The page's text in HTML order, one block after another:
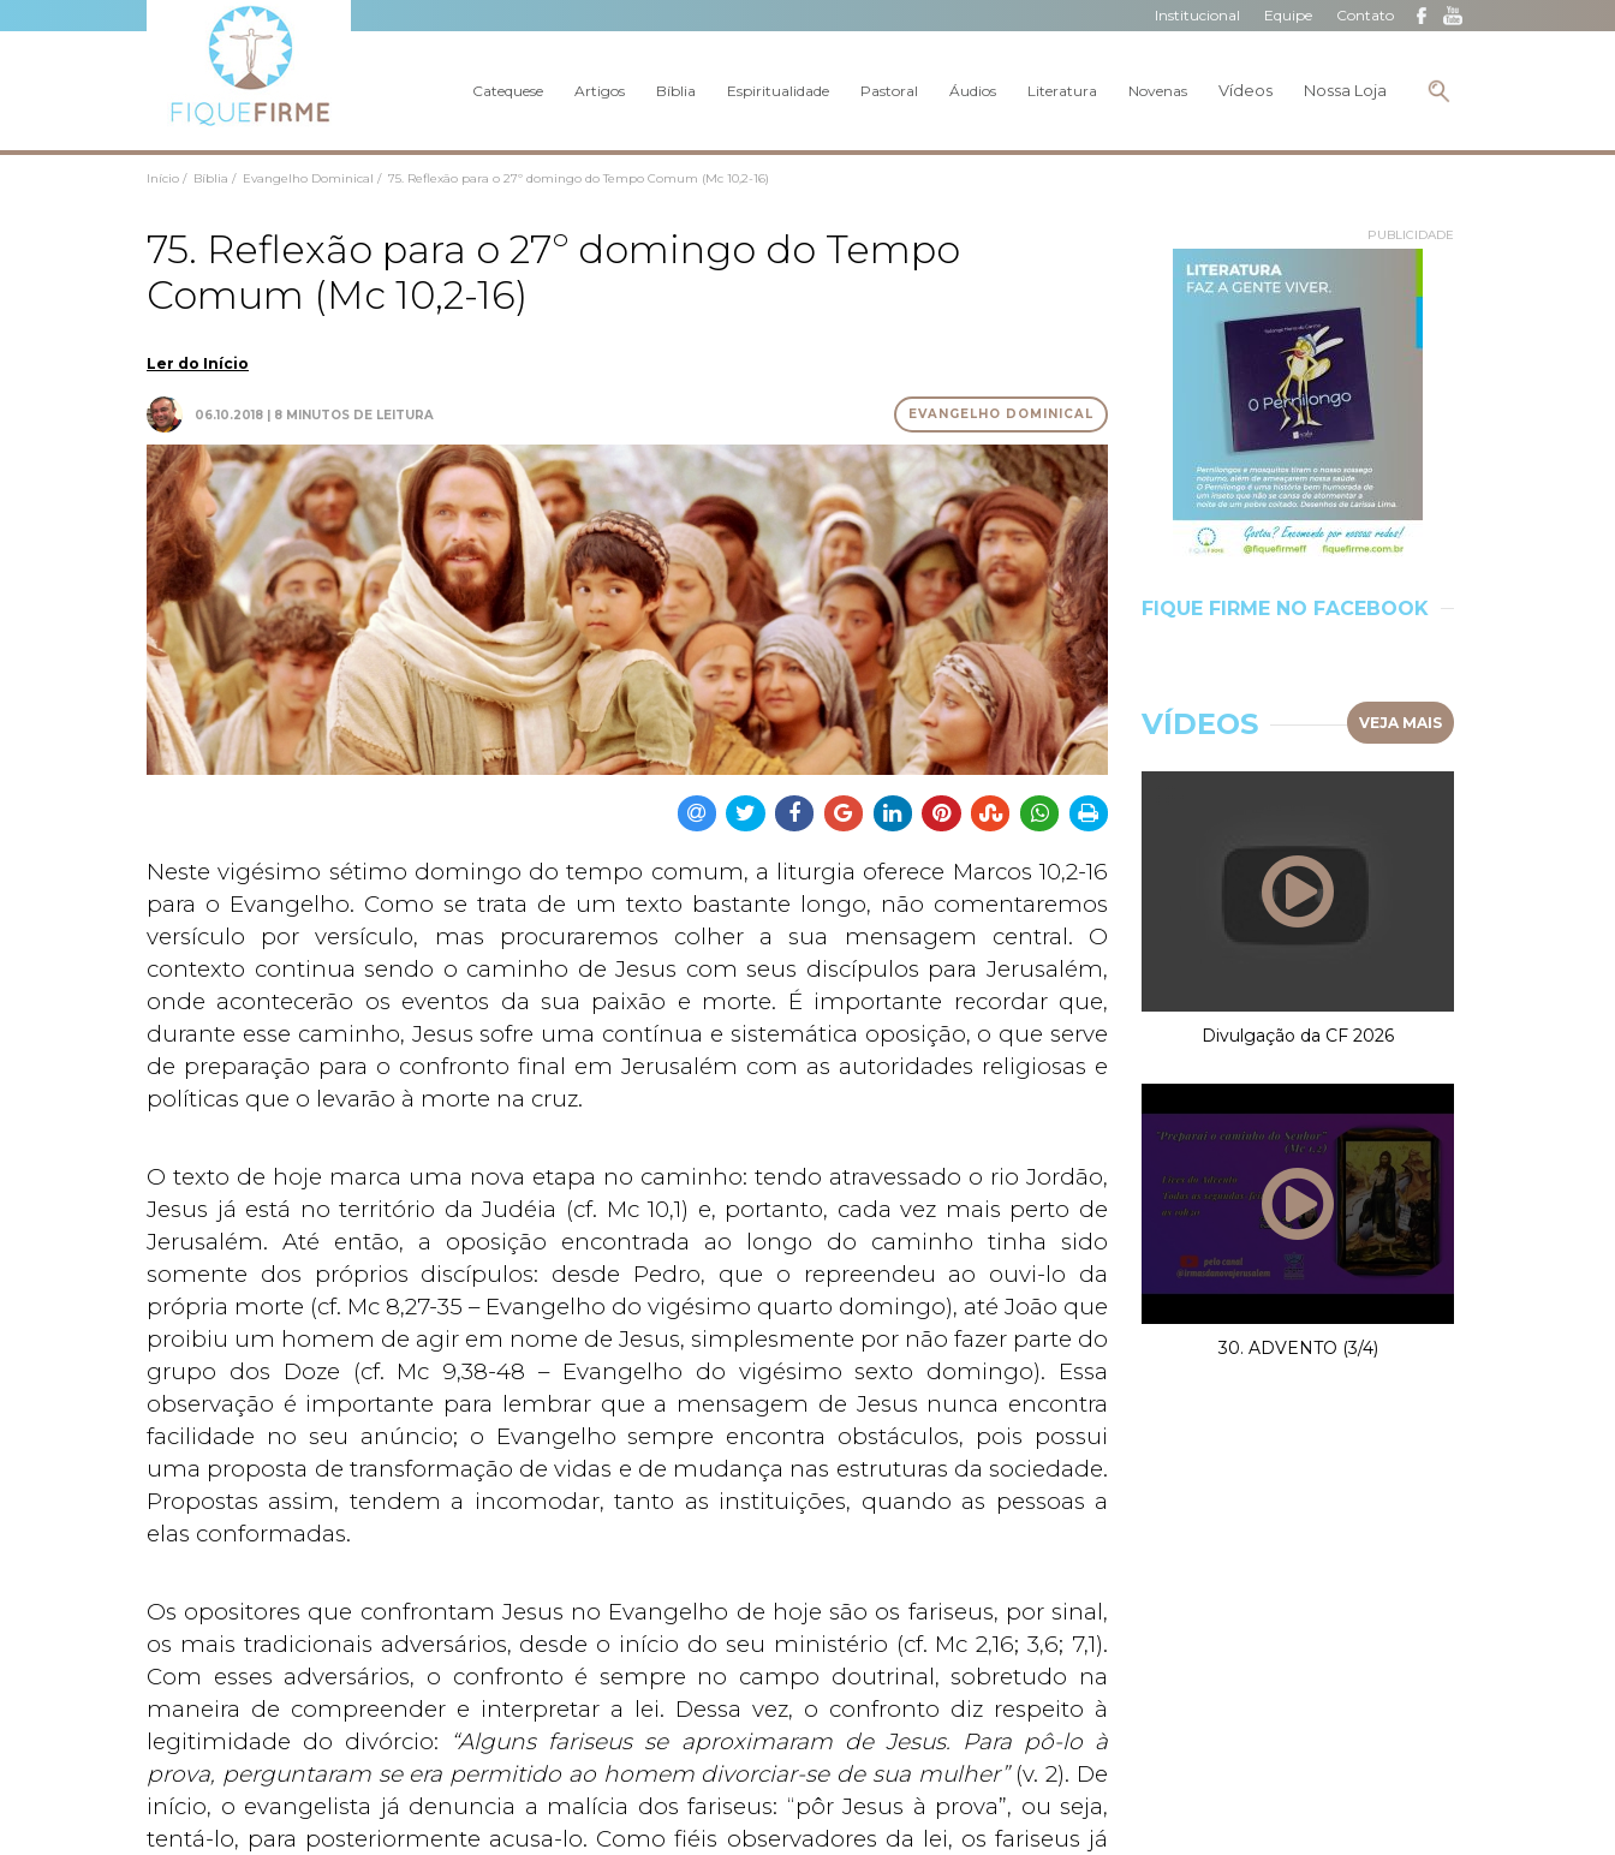
Institucional Equipe Contato
Catequese Artigos Bíblia Espiritualidade Pastoral Áudios Literatura Novenas Vídeos Nossa Loja
Início / Bíblia / Evangelho Dominical / 75. Reflexão para o 27º domingo do Tempo Comum (Mc 10,2-16)
75. Reflexão para o 27º domingo do Tempo
Comum (Mc 10,2-16)
Ler do Início
06.10.2018 | 8 MINUTOS DE LEITURA EVANGELHO DOMINICAL
Neste vigésimo sétimo domingo do tempo comum, a liturgia oferece Marcos 10,2-16
para o Evangelho. Como se trata de um texto bastante longo, não comentaremos
versículo por versículo, mas procuraremos colher a sua mensagem central. O
contexto continua sendo o caminho de Jesus com seus discípulos para Jerusalém,
onde acontecerão os eventos da sua paixão e morte. É importante recordar que,
durante esse caminho, Jesus sofre uma contínua e sistemática oposição, o que serve
de preparação para o confronto final em Jerusalém com as autoridades religiosas e
políticas que o levarão à morte na cruz.
O texto de hoje marca uma nova etapa no caminho: tendo atravessado o rio Jordão,
Jesus já está no território da Judéia (cf. Mc 10,1) e, portanto, cada vez mais perto de
Jerusalém. Até então, a oposição encontrada ao longo do caminho tinha sido
somente dos próprios discípulos: desde Pedro, que o repreendeu ao ouvi-lo da
própria morte (cf. Mc 8,27-35 – Evangelho do vigésimo quarto domingo), até João que
proibiu um homem de agir em nome de Jesus, simplesmente por não fazer parte do
grupo dos Doze (cf. Mc 9,38-48 – Evangelho do vigésimo sexto domingo). Essa
observação é importante para lembrar que a mensagem de Jesus nunca encontra
facilidade no seu anúncio; o Evangelho sempre encontra obstáculos, pois possui
uma proposta de transformação de vidas e de mudança nas estruturas da sociedade.
Propostas assim, tendem a incomodar, tanto as instituições, quando as pessoas a
elas conformadas.
Os opositores que confrontam Jesus no Evangelho de hoje são os fariseus, por sinal,
os mais tradicionais adversários, desde o início do seu ministério (cf. Mc 2,16; 3,6; 7,1).
Com esses adversários, o confronto é sempre no campo doutrinal, sobretudo na
maneira de compreender e interpretar a lei. Dessa vez, o confronto diz respeito à
legitimidade do divórcio:
“Alguns fariseus se aproximaram de Jesus. Para pô-lo à
prova, perguntaram se era permitido ao homem divorciar-se de sua mulher”(v. 2). De
início, o evangelista já denuncia a malícia dos fariseus: “pôr Jesus à prova”, ou seja,
tentá-lo, para posteriormente acusa-lo. Como fiéis observadores da lei, os fariseus já
PUBLICIDADE
FIQUE FIRME NO FACEBOOK
VÍDEOS VEJA MAIS
Divulgação da CF 2026
30. ADVENTO (3/4)